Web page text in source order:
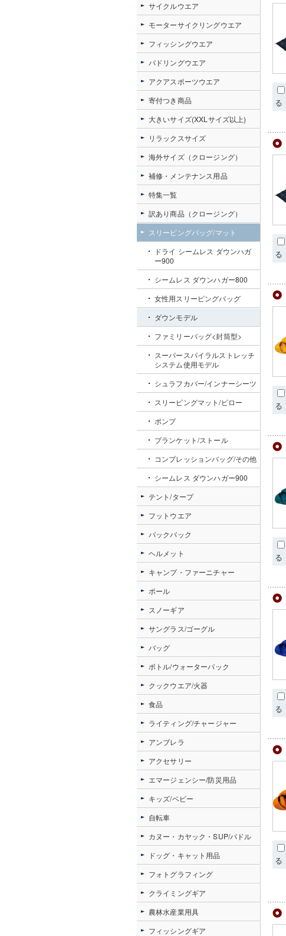
る
る
る
る
る
る
サイクルウエア
モーターサイクリングウエア
フィッシングウエア
パドリングウエア
アクアスポーツウエア
寄付つき商品
大きいサイズ(XXLサイズ以上)
リラックスサイズ
海外サイズ（クロージング）
補修・メンテナンス用品
特集一覧
訳あり商品（クロージング）
スリーピングバッグ/マット
ドライ シームレス ダウンハガ
ー900
シームレス ダウンハガー800
女性用スリーピングバッグ
ダウンモデル
ファミリーバッグ<封筒型>
スーパースパイラルストレッチ
システム使用モデル
シュラフカバー/インナーシーツ
スリーピングマット/ピロー
ポンプ
ブランケット/ストール
コンプレッションバッグ/その他
シームレス ダウンハガー900
テント/タープ
フットウエア
バックパック
ヘルメット
キャンプ・ファーニチャー
ポール
スノーギア
サングラス/ゴーグル
バッグ
ボトル/ウォーターパック
クックウエア/火器
食品
ライティング/チャージャー
アンブレラ
アクセサリー
エマージェンシー/防災用品
キッズ/ベビー
自転車
カヌー・カヤック・SUP/パドル
ドッグ・キャット用品
フォトグラフィング
クライミングギア
農林水産業用具
フィッシングギア